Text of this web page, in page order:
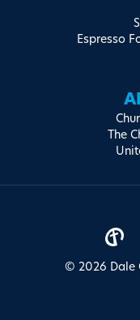
Espresso
The
© 2026 Dale